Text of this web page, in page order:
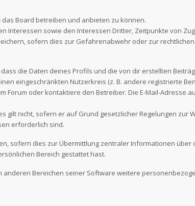
Board betreiben und anbieten zu können.
Interessen sowie den Interessen Dritter, Zeitpunkte von
sofern dies zur Gefahrenabwehr oder zur rechtlichen
die Daten deines Profils und die von dir erstellten
eingeschränkten Nutzerkreis (z. B. andere registrierte
Forum oder kontaktiere den Betreiber. Die E-Mail-Adresse
gilt nicht, sofern er auf Grund gesetzlicher Regelungen zur
erforderlich sind.
sofern dies zur Übermittlung zentraler Informationen über
Bereich gestattet hast.
Bereichen seiner Software weitere